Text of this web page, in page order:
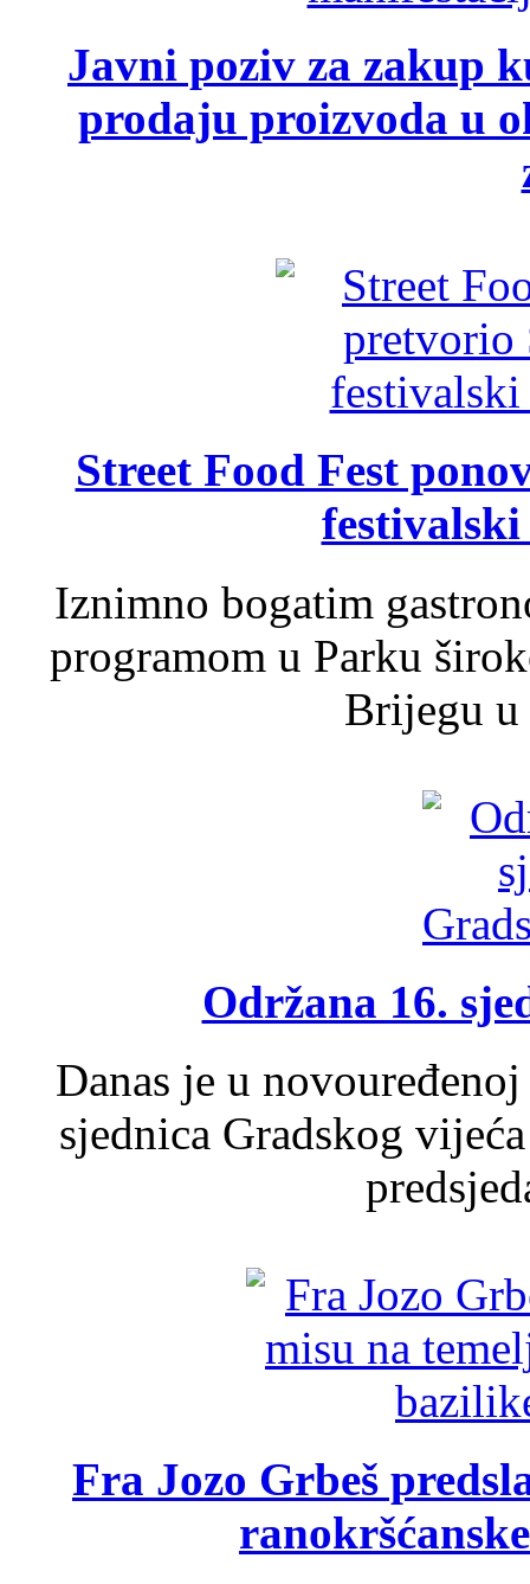
Javni poziv za zakup
prodaju proizvoda u
Street Food Fest
Iznimno bogatim
programom u Parku
Brijegu u
Održana 16.
Danas je u
sjednica Gradskog
Fra Jozo Grbeš